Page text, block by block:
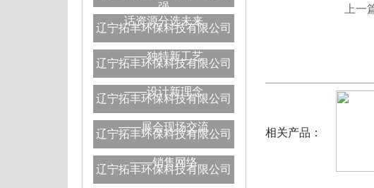
强
话资源分选未来
辽宁拓丰环保科技有限公司
——独特新工艺
辽宁拓丰环保科技有限公司
——设计新理念
辽宁拓丰环保科技有限公司
——展会现场交流
辽宁拓丰环保科技有限公司
——销售网络
辽宁拓丰环保科技有限公司
相关产品：